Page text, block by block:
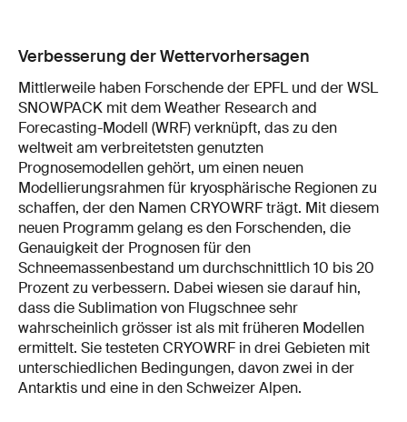
Verbesserung der Wettervorhersagen
Mittlerweile haben Forschende der EPFL und der WSL
SNOWPACK mit dem Weather Research and
Forecasting-Modell (WRF) verknüpft, das zu den
weltweit am verbreitetsten genutzten
Prognosemodellen gehört, um einen neuen
Modellierungsrahmen für kryosphärische Regionen zu
schaffen, der den Namen CRYOWRF trägt. Mit diesem
neuen Programm gelang es den Forschenden, die
Genauigkeit der Prognosen für den
Schneemassenbestand um durchschnittlich 10 bis 20
Prozent zu verbessern. Dabei wiesen sie darauf hin,
dass die Sublimation von Flugschnee sehr
wahrscheinlich grösser ist als mit früheren Modellen
ermittelt. Sie testeten CRYOWRF in drei Gebieten mit
unterschiedlichen Bedingungen, davon zwei in der
Antarktis und eine in den Schweizer Alpen.